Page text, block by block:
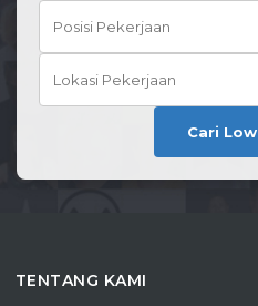
Cari
TENTANG KAMI